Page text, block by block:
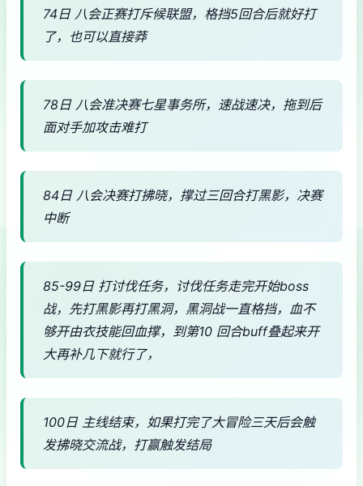
74日 八会正赛打斥候联盟，格挡5回合后就好打
了，也可以直接莽
78日 八会准决赛七星事务所，速战速决，拖到后
面对手加攻击难打
84日 八会决赛打拂晓，撑过三回合打黑影，决赛
中断
85-99日 打讨伐任务，讨伐任务走完开始boss
战，先打黑影再打黑洞，黑洞战一直格挡，血不
够开由衣技能回血撑，到第10 回合buff叠起来开
大再补几下就行了，
100日 主线结束，如果打完了大冒险三天后会触
发拂晓交流战，打赢触发结局